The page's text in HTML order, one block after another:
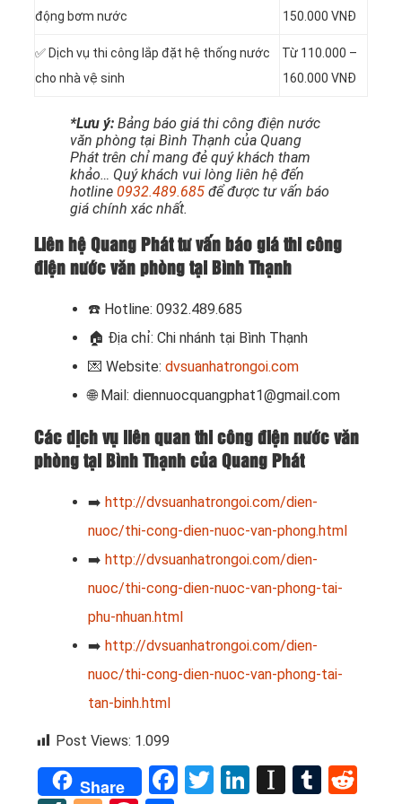
động bơm nước 150.000 VNĐ
✅ Dịch vụ thi công lắp đặt hệ thống nước
cho nhà vệ sinh
Từ 110.000 –
160.000 VNĐ
*Lưu ý: Bảng báo giá thi công điện nước
văn phòng tại Bình Thạnh của Quang
Phát trên chỉ mang đẻ quý khách tham
khảo… Quý khách vui lòng liên hệ đến
hotline 0932.489.685 để được tư vấn báo
giá chính xác nhất.
Liên hệ Quang Phát tư vấn báo giá thi công
điện nước văn phòng tại Bình Thạnh
☎️ Hotline: 0932.489.685
🏠 Địa chỉ: Chi nhánh tại Bình Thạnh
💌 Website: dvsuanhatrongoi.com
🌐 Mail: diennuocquangphat1@gmail.com
Các dịch vụ liên quan thi công điện nước văn
phòng tại Bình Thạnh của Quang Phát
➡️ http://dvsuanhatrongoi.com/dien-
nuoc/thi-cong-dien-nuoc-van-phong.html
➡️ http://dvsuanhatrongoi.com/dien-
nuoc/thi-cong-dien-nuoc-van-phong-tai-
phu-nhuan.html
➡️ http://dvsuanhatrongoi.com/dien-
nuoc/thi-cong-dien-nuoc-van-phong-tai-
tan-binh.html
Post Views: 1.099
Share Facebook
Twitter
LinkedIn